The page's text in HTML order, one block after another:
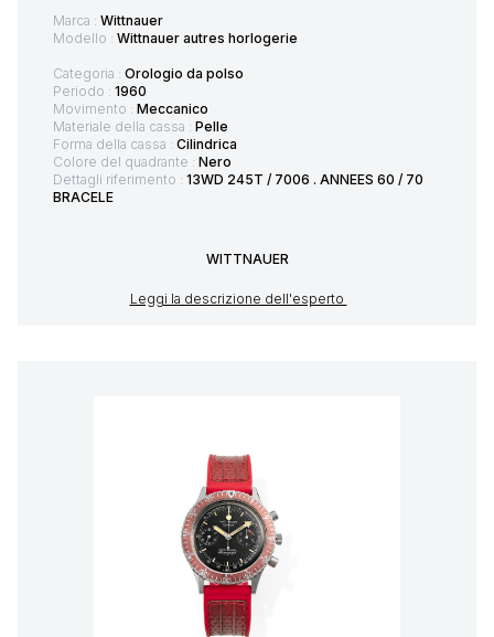
Marca : Wittnauer
Modello : Wittnauer autres horlogerie
Categoria : Orologio da polso
Periodo : 1960
Movimento : Meccanico
Materiale della cassa : Pelle
Forma della cassa : Cilindrica
Colore del quadrante : Nero
Dettagli riferimento : 13WD 245T / 7006 . ANNEES 60 / 70
BRACELE
WITTNAUER
Leggi la descrizione dell'esperto